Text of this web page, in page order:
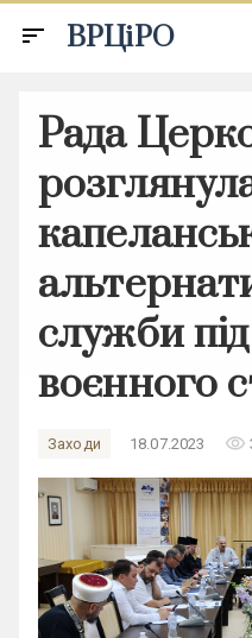
sort ВРЦіРО
Рада
служби
воєнного
Заходи 18.07.2023 remove_red_eye